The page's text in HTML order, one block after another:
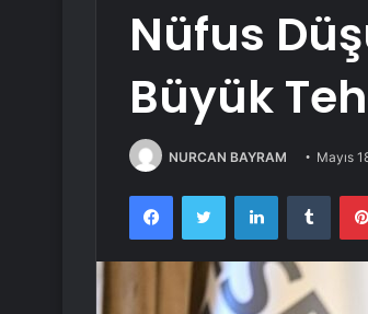
Nüfus
Büyük
NURCAN BAYRAM Mayıs
FacebookTwitter LinkedIn